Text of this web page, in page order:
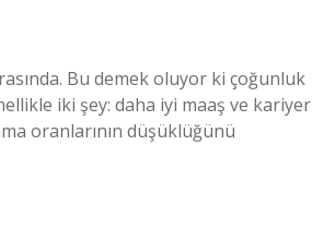
Bu demek oluyor ki çoğunluk
iki şey: daha iyi maaş ve kariyer
oranlarının düşüklüğünü